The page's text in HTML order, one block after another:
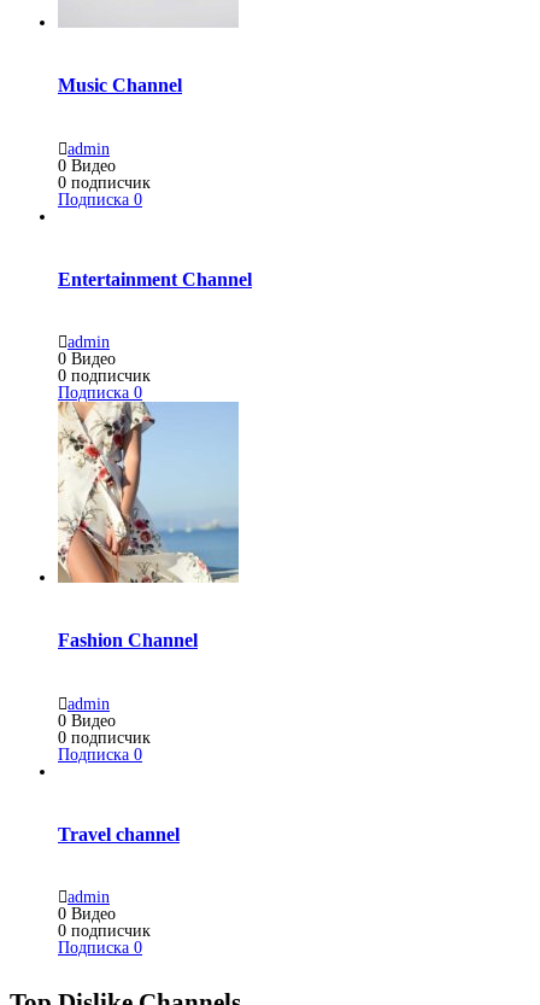
Music Channel
admin
0 Видео
0 подписчик
Подписка 0
Entertainment Channel
admin
0 Видео
0 подписчик
Подписка 0
Fashion Channel
admin
0 Видео
0 подписчик
Подписка 0
Travel channel
admin
0 Видео
0 подписчик
Подписка 0